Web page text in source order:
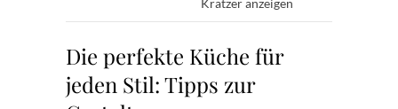
Kratzer anzeigen
Die perfekte Küche für
jeden Stil: Tipps zur